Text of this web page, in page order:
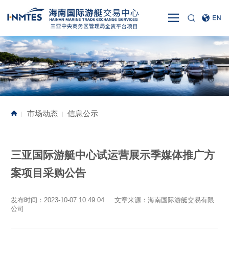
| 市场动态 | 信息公示
三亚国际游艇中心试运营展示季媒体推广方
案项目采购公告
发布时间：2023-10-07 10:49:04 文章来源：海南国际游艇交易有限
公司